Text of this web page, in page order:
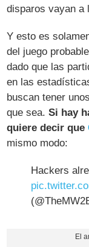
disparos vayan a
Y esto es
del juego
dado que las
en las
buscan tener
que sea.Si hay
quiere decir que
mismo modo:
Hackers